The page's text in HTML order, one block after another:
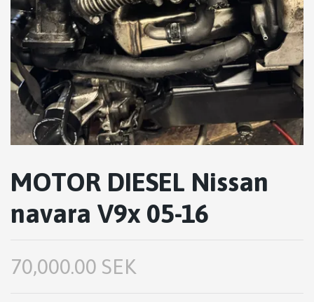
MOTOR DIESEL Nissan
navara V9x 05-16
70,000.00 SEK